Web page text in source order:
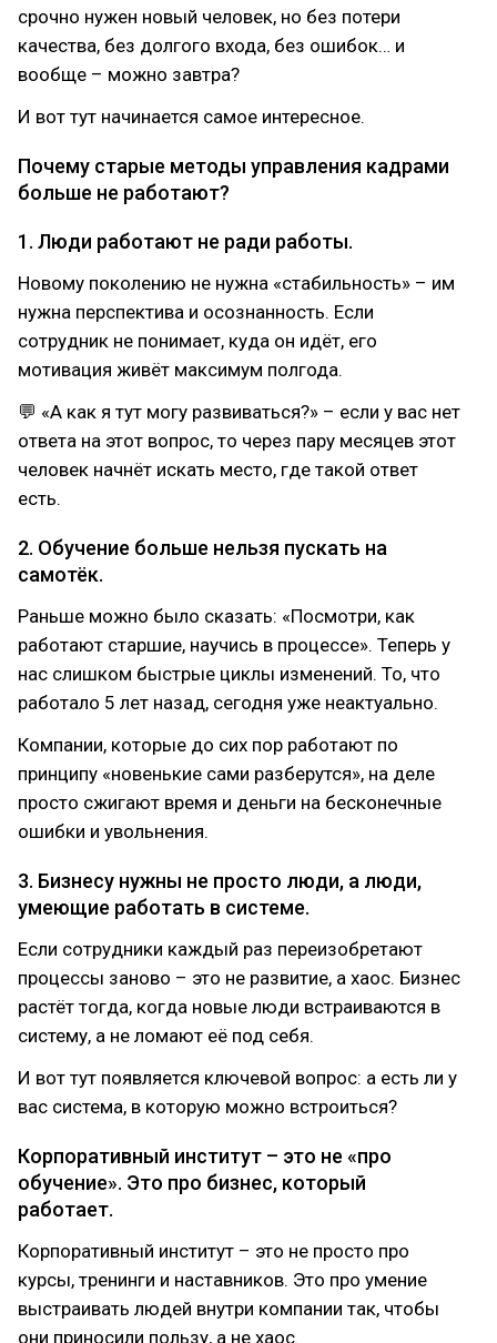
срочно нужен новый человек, но без потери
качества, без долгого входа, без ошибок… и
вообще – можно завтра?
И вот тут начинается самое интересное.
Почему старые методы управления кадрами
больше не работают?
1. Люди работают не ради работы.
Новому поколению не нужна «стабильность» – им
нужна перспектива и осознанность. Если
сотрудник не понимает, куда он идёт, его
мотивация живёт максимум полгода.
💬 «А как я тут могу развиваться?» – если у вас нет
ответа на этот вопрос, то через пару месяцев этот
человек начнёт искать место, где такой ответ
есть.
2. Обучение больше нельзя пускать на
самотёк.
Раньше можно было сказать: «Посмотри, как
работают старшие, научись в процессе». Теперь у
нас слишком быстрые циклы изменений. То, что
работало 5 лет назад, сегодня уже неактуально.
Компании, которые до сих пор работают по
принципу «новенькие сами разберутся», на деле
просто сжигают время и деньги на бесконечные
ошибки и увольнения.
3. Бизнесу нужны не просто люди, а люди,
умеющие работать в системе.
Если сотрудники каждый раз переизобретают
процессы заново – это не развитие, а хаос. Бизнес
растёт тогда, когда новые люди встраиваются в
систему, а не ломают её под себя.
И вот тут появляется ключевой вопрос: а есть ли у
вас система, в которую можно встроиться?
Корпоративный институт – это не «про
обучение». Это про бизнес, который
работает.
Корпоративный институт – это не просто про
курсы, тренинги и наставников. Это про умение
выстраивать людей внутри компании так, чтобы
они приносили пользу, а не хаос.